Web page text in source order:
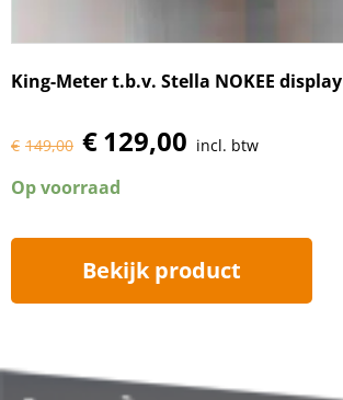
King-Meter t.b.v. Stella NOKEE display
€ 149,00 €129,00 incl. btw
Op voorraad
Bekijk product